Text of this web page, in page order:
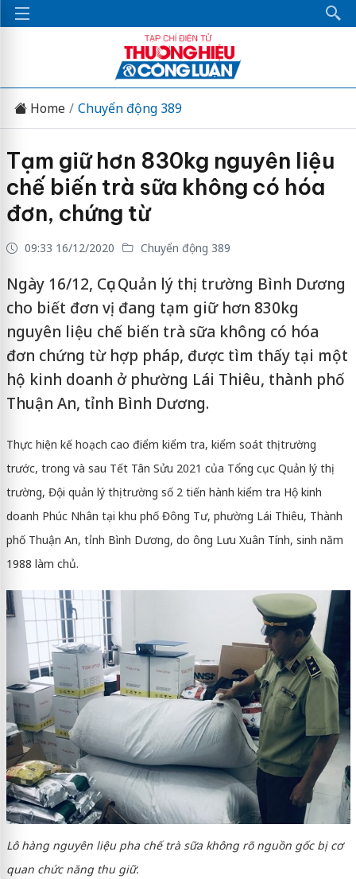
Home Chuyển động 389
Tạm giữ hơn 830kg nguyên liệu
chế biến trà sữa không có hóa
đơn, chứng từ
09:33 16/12/2020 Chuyển động 389
Ngày 16/12, Cục Quản lý thị trường Bình Dương
cho biết đơn vị đang tạm giữ hơn 830kg
nguyên liệu chế biến trà sữa không có hóa
đơn chứng từ hợp pháp, được tìm thấy tại một
hộ kinh doanh ở phường Lái Thiêu, thành phố
Thuận An, tỉnh Bình Dương.
Thực hiện kế hoạch cao điểm kiểm tra, kiểm soát thị trường
trước, trong và sau Tết Tân Sửu 2021 của Tổng cục Quản lý thị
trường, Đội quản lý thị trường số 2 tiến hành kiểm tra Hộ kinh
doanh Phúc Nhân tại khu phố Đông Tư, phường Lái Thiêu, Thành
phố Thuận An, tỉnh Bình Dương, do ông Lưu Xuân Tính, sinh năm
1988 làm chủ.
Lô hàng nguyên liệu pha chế trà sữa không rõ nguồn gốc bị cơ
quan chức năng thu giữ.